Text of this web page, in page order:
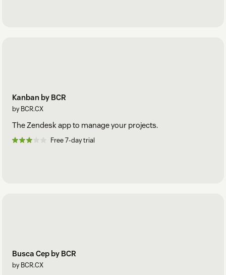
Kanban by BCR
by BCR.CX
The Zendesk app to manage your projects.
Free 7-day trial
Busca Cep by BCR
by BCR.CX